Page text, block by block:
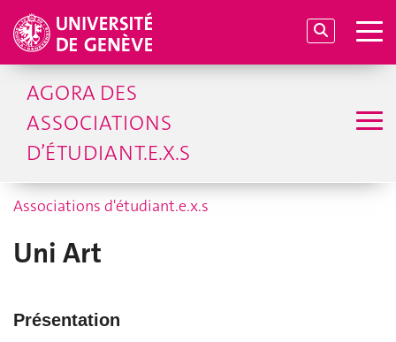
AGORA DES
ASSOCIATIONS
D’ÉTUDIANT.E.X.S
Associations d'étudiant.e.x.s
Uni Art
Présentation